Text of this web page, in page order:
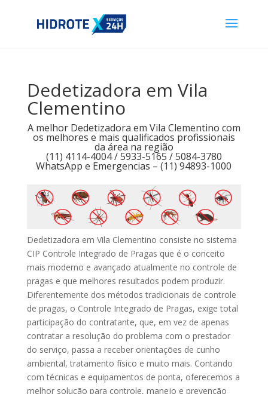
Dedetizadora em Vila
Clementino
A melhor Dedetizadora em Vila Clementino com
os melhores e mais qualificados profissionais
da área na região
(11) 4114-4004 / 5933-5165 / 5084-3780
WhatsApp e Emergencias – (11) 94893-1000
Dedetizadora em Vila Clementino consiste no sistema
CIP Controle Integrado de Pragas que é o conceito
mais moderno e avançado atualmente no controle de
pragas e que melhores resultados podem produzir.
Diferentemente dos métodos tradicionais de controle
de pragas, o Controle Integrado de Pragas, exige total
participação do contratante, que, em vez de apenas
contratar a resolução do problema com o prestador
do serviço, passa a receber orientações de cunho
ambiental, tratamento físico e muito mais. Contando
com técnicas e equipamentos de ponta, oferecemos a
melhor solução para controle, manejo e prevenção